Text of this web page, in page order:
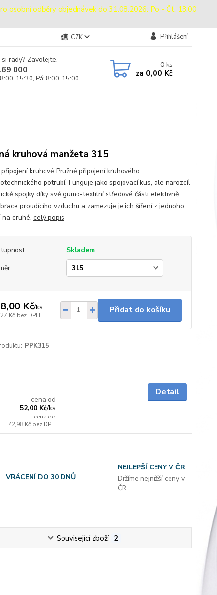
osobní odběry objednávek do 31.08.2026: Po - Čt: 13:00
CZK Přihlášení
rady? Zavolejte.
000
15:30, Pá: 8:00-15:00
0ks
za 0,00 Kč
kruhová manžeta 315
připojení kruhové Pružné připojení kruhového
potrubí. Funguje jako spojovací kus, ale narozdíl
spojky díky své gumo-textilní středové části efektivně
proudícího vzduchu a zamezuje jejich šíření z jednoho
druhé. celý popis
Skladem
Kč/ks
Kč bez DPH
Přidat do košíku
PPK315
cena od
52,00 Kč/ks
cena od
42,98 Kč bez DPH
Detail
VRÁCENÍ DO 30 DNŮ
NEJLEPŠÍ CENY V ČR!
Držíme nejnižší ceny v
ČR
Související zboží 2